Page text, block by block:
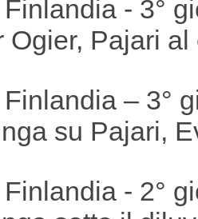
- 3°
Ogier, Pajari
– 3°
su Pajari,
- 2°